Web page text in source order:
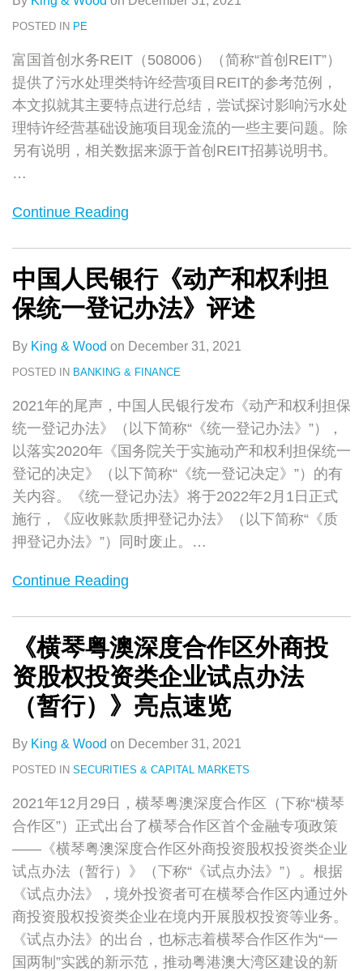
POSTED IN PE
富国首创水务REIT（508006）（简称“首创REIT”）
提供了污水处理类特许经营项目REIT的参考范例，
本文拟就其主要特点进行总结，尝试探讨影响污水处
理特许经营基础设施项目现金流的一些主要问题。除
另有说明，相关数据来源于首创REIT招募说明书。
…
Continue Reading
中国人民银行《动产和权利担
保统一登记办法》评述
By King & Wood on December 31, 2021
POSTED IN BANKING & FINANCE
2021年的尾声，中国人民银行发布《动产和权利担保
统一登记办法》（以下简称“《统一登记办法》”），
以落实2020年《国务院关于实施动产和权利担保统一
登记的决定》（以下简称“《统一登记决定》”）的有
关内容。《统一登记办法》将于2022年2月1日正式
施行，《应收账款质押登记办法》（以下简称“《质
押登记办法》”）同时废止。 …
Continue Reading
《横琴粤澳深度合作区外商投
资股权投资类企业试点办法
（暂行）》亮点速览
By King & Wood on December 31, 2021
POSTED IN SECURITIES & CAPITAL MARKETS
2021年12月29日，横琴粤澳深度合作区（下称“横琴
合作区”）正式出台了横琴合作区首个金融专项政策
——《横琴粤澳深度合作区外商投资股权投资类企业
试点办法（暂行）》（下称“《试点办法》”）。根据
《试点办法》，境外投资者可在横琴合作区内通过外
商投资股权投资类企业在境内开展股权投资等业务。
《试点办法》的出台，也标志着横琴合作区作为“一
国两制”实践的新示范，推动粤港澳大湾区建设的新